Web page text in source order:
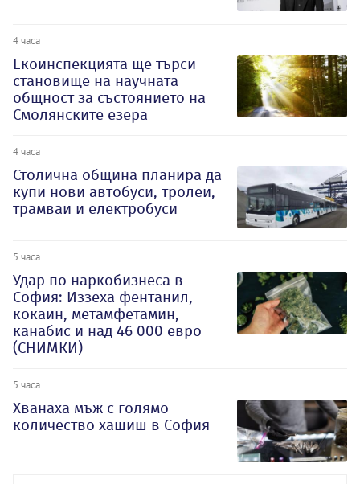
4 часа
Екоинспекцията ще търси
становище на научната
общност за състоянието на
Смолянските езера
4 часа
Столична община планира да
купи нови автобуси, тролеи,
трамваи и електробуси
5 часа
Удар по наркобизнеса в
София: Иззеха фентанил,
кокаин, метамфетамин,
канабис и над 46 000 евро
(СНИМКИ)
5 часа
Хванаха мъж с голямо
количество хашиш в София